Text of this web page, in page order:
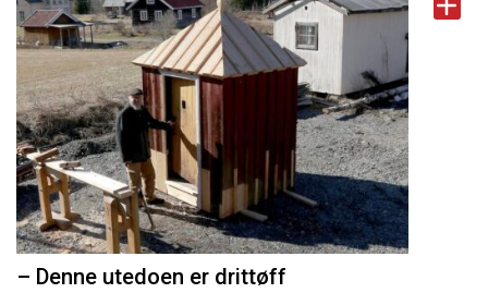
– Denne utedoen er drittøff